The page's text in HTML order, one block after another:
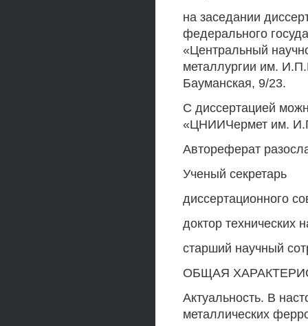
на заседании
федерального
«Центральный
металлургии им.
Бауманская, 9/23.
С диссертацией
«ЦНИИЧермет им.
Автореферат
Ученый секретарь
диссертационного
доктор технических
старший научный
ОБЩАЯ
Актуальность. В
металлических